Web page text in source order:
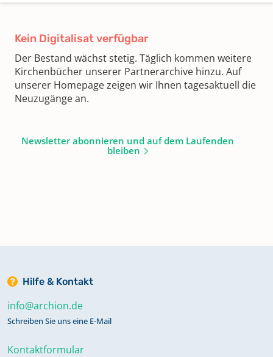
Kein Digitalisat verfügbar
Der Bestand wächst stetig. Täglich kommen weitere
Kirchenbücher unserer Partnerarchive hinzu. Auf
unserer Homepage zeigen wir Ihnen tagesaktuell die
Neuzugänge an.
Newsletter abonnieren und auf dem Laufenden
bleiben
Hilfe & Kontakt
info@archion.de
Schreiben Sie uns eine E-Mail
Kontaktformular